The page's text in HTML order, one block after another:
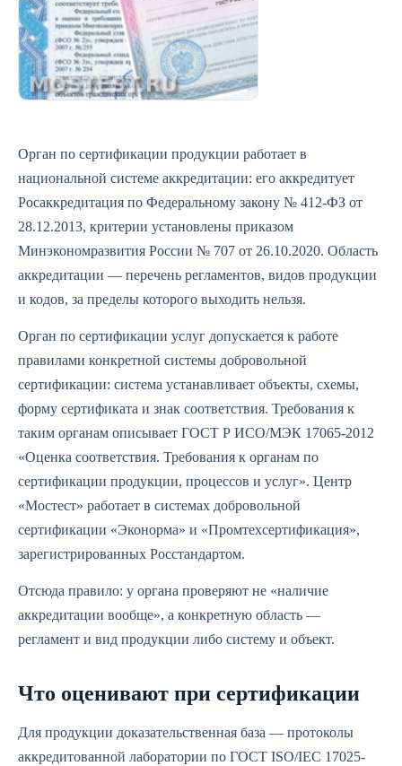
Орган по сертификации продукции работает в
национальной системе аккредитации: его аккредитует
Росаккредитация по Федеральному закону № 412-ФЗ от
28.12.2013, критерии установлены приказом
Минэкономразвития России № 707 от 26.10.2020. Область
аккредитации — перечень регламентов, видов продукции
и кодов, за пределы которого выходить нельзя.
Орган по сертификации услуг допускается к работе
правилами конкретной системы добровольной
сертификации: система устанавливает объекты, схемы,
форму сертификата и знак соответствия. Требования к
таким органам описывает ГОСТ Р ИСО/МЭК 17065-2012
«Оценка соответствия. Требования к органам по
сертификации продукции, процессов и услуг». Центр
«Мостест» работает в системах добровольной
сертификации «Эконорма» и «Промтехсертификация»,
зарегистрированных Росстандартом.
Отсюда правило: у органа проверяют не «наличие
аккредитации вообще», а конкретную область —
регламент и вид продукции либо систему и объект.
Что оценивают при сертификации
Для продукции доказательственная база — протоколы
аккредитованной лаборатории по ГОСТ ISO/IEC 17025-